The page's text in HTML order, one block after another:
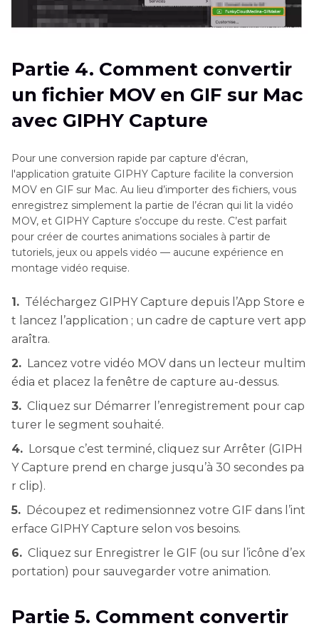
Partie 4. Comment convertir
un fichier MOV en GIF sur Mac
avec GIPHY Capture
Pour une conversion rapide par capture d'écran,
l'application gratuite GIPHY Capture facilite la conversion
MOV en GIF sur Mac. Au lieu d’importer des fichiers, vous
enregistrez simplement la partie de l’écran qui lit la vidéo
MOV, et GIPHY Capture s’occupe du reste. C’est parfait
pour créer de courtes animations sociales à partir de
tutoriels, jeux ou appels vidéo — aucune expérience en
montage vidéo requise.
1. Téléchargez GIPHY Capture depuis l’App Store e
t lancez l’application ; un cadre de capture vert app
araîtra.
2. Lancez votre vidéo MOV dans un lecteur multim
édia et placez la fenêtre de capture au-dessus.
3. Cliquez sur Démarrer l’enregistrement pour cap
turer le segment souhaité.
4. Lorsque c’est terminé, cliquez sur Arrêter (GIPH
Y Capture prend en charge jusqu’à 30 secondes pa
r clip).
5. Découpez et redimensionnez votre GIF dans l’int
erface GIPHY Capture selon vos besoins.
6. Cliquez sur Enregistrer le GIF (ou sur l’icône d’ex
portation) pour sauvegarder votre animation.
Partie 5. Comment convertir